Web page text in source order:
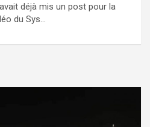
déjà mis un post pour la
du Sys...